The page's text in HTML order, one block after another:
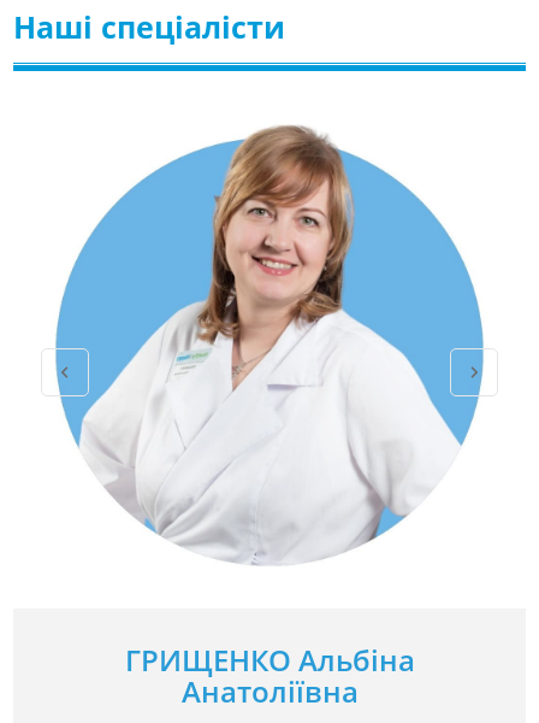
Наші спеціалісти
ГРИЩЕНКО Альбіна
Анатоліївна